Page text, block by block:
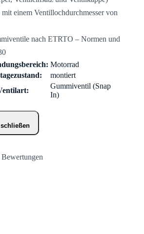
einem Ventillochdurchmesser von
nach ETRTO – Normen und
Motorrad
montiert
Gummiventil (Snap
In)